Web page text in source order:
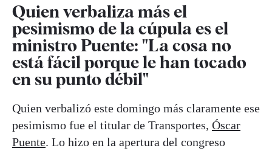
Quien verbaliza más el
pesimismo de la cúpula es el
ministro Puente: "La cosa no
está fácil porque le han tocado
en su punto débil"
Quien verbalizó este domingo más claramente ese
pesimismo fue el titular de Transportes, Óscar
Puente. Lo hizo en la apertura del congreso